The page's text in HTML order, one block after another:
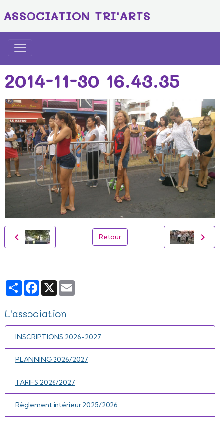
ASSOCIATION TRI'ARTS
2014-11-30 16.43.35
Retour
PartagerFacebook
X
L'association
INSCRIPTIONS 2026-2027
PLANNING 2026/2027
TARIFS 2026/2027
Règlement intérieur 2025/2026